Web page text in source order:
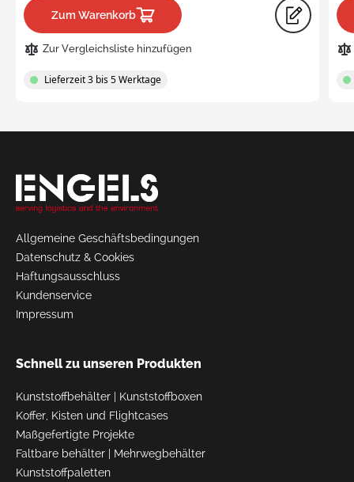
Zum Warenkorb
Zur Vergleichsliste hinzufügen
Lieferzeit 3 bis 5 Werktage
a Quote
Allgemeine Geschäftsbedingungen
Datenschutz & Cookies
Haftungsausschluss
Kundenservice
Impressum
Schnell zu unseren Produkten
Kunststoffbehälter
Kunststoffboxen
Koffer, Kisten und Flightcases
Maßgefertigte Projekte
Faltbare behälter
Mehrwegbehälter
Kunststoffpaletten